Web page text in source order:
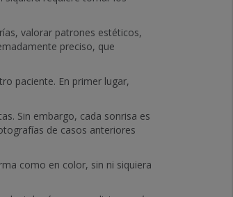
valorar patrones estéticos,
preciso, que
paciente. En primer lugar,
Sin embargo, cada sonrisa es
de casos anteriores
como en color, sin ni siquiera